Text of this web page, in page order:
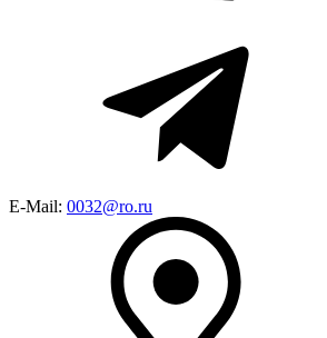
E-Mail: 0032@ro.ru